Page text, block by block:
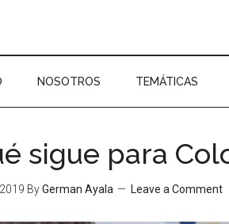
NOSOTROS TEMÁTICAS
sigue para
ByGerman Ayala Leave a Comment